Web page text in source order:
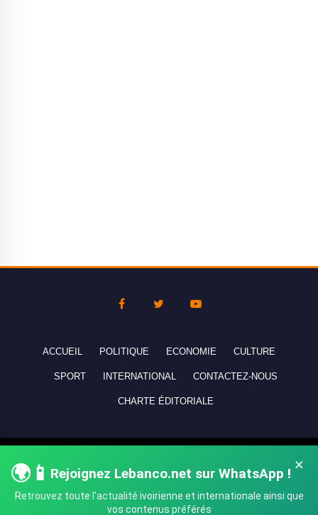
×
🌍📱 Rejoignez Lebanco.net sur WhatsApp !
Retrouvez toute l'actualité ivoirienne et internationale ainsi que
vos contenus préférés
ACCUEIL POLITIQUE ECONOMIE CULTURE
SPORT INTERNATIONAL CONTACTEZ-NOUS
CHARTE ÉDITORIALE
réservés - All rights reserved.